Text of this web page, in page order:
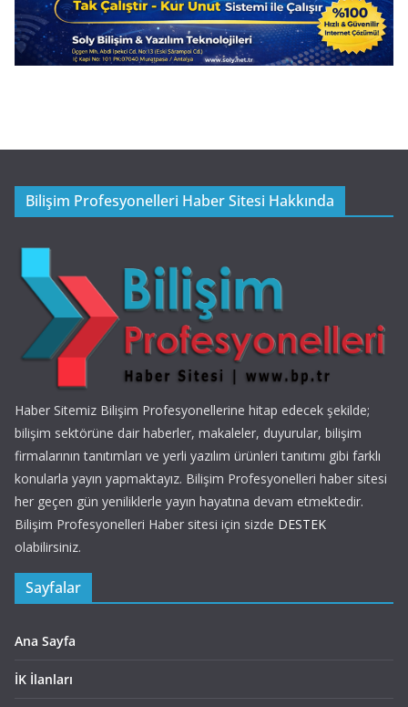
Bilişim Profesyonelleri Haber Sitesi Hakkında
Haber Sitemiz Bilişim Profesyonellerine hitap edecek şekilde;
bilişim sektörüne dair haberler, makaleler, duyurular, bilişim
firmalarının tanıtımları ve yerli yazılım ürünleri tanıtımı gibi farklı
konularla yayın yapmaktayız. Bilişim Profesyonelleri haber sitesi
her geçen gün yeniliklerle yayın hayatına devam etmektedir.
Bilişim Profesyonelleri Haber sitesi için sizde DESTEK
olabilirsiniz.
Sayfalar
Ana Sayfa
İK İlanları